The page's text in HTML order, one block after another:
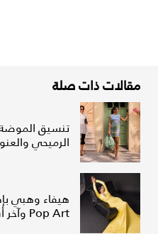
مقالات ذات صلة
تنسيق
الرميحي
هيفاء وهبي
Pop Art وآخر أسود جريء